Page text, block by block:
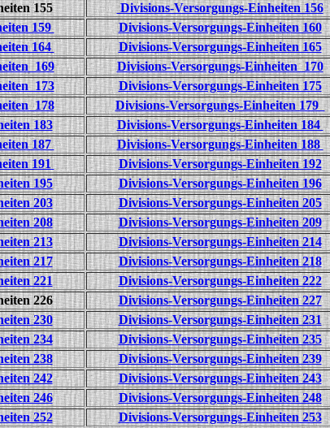
155
Divisions-Versorgungs-Einheiten 156
159
Divisions-Versorgungs-Einheiten 160
164
Divisions-Versorgungs-Einheiten 165
169
Divisions-Versorgungs-Einheiten 170
173
Divisions-Versorgungs-Einheiten 175
178
Divisions-Versorgungs-Einheiten 179
183
Divisions-Versorgungs-Einheiten 184
187
Divisions-Versorgungs-Einheiten 188
191
Divisions-Versorgungs-Einheiten 192
195
Divisions-Versorgungs-Einheiten 196
203
Divisions-Versorgungs-Einheiten 205
208
Divisions-Versorgungs-Einheiten 209
213
Divisions-Versorgungs-Einheiten 214
217
Divisions-Versorgungs-Einheiten 218
221
Divisions-Versorgungs-Einheiten 222
226
Divisions-Versorgungs-Einheiten 227
230
Divisions-Versorgungs-Einheiten 231
234
Divisions-Versorgungs-Einheiten 235
238
Divisions-Versorgungs-Einheiten 239
242
Divisions-Versorgungs-Einheiten 243
246
Divisions-Versorgungs-Einheiten 248
252
Divisions-Versorgungs-Einheiten 253